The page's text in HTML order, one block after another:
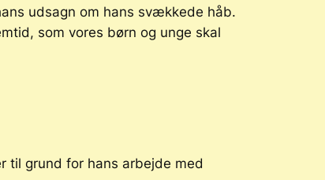
udsagn om hans svækkede håb.
som vores børn og unge skal
til grund for hans arbejde med